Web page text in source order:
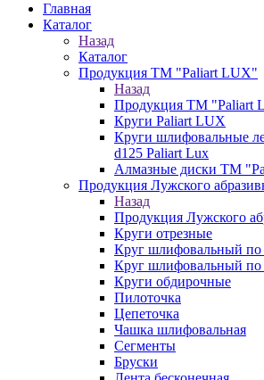
Главная
Каталог
Назад
Каталог
Продукция ТМ "Paliart LUX"
Назад
Продукция ТМ "Paliart
Круги Paliart LUX
Круги шлифовальные
d125 Paliart Lux
Алмазные диски ТМ
Продукция Лужского
Назад
Продукция Лужского
Круги отрезные
Круг шлифовальный по
Круг шлифовальный
Круги обдирочные
Пилоточка
Цепеточка
Чашка шлифовальная
Сегменты
Бруски